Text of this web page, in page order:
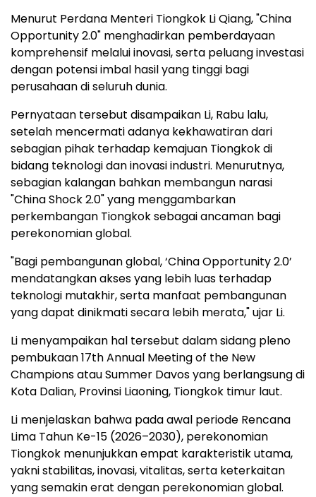
Menurut Perdana Menteri Tiongkok Li Qiang, "China
Opportunity 2.0" menghadirkan pemberdayaan
komprehensif melalui inovasi, serta peluang investasi
dengan potensi imbal hasil yang tinggi bagi
perusahaan di seluruh dunia.
Pernyataan tersebut disampaikan Li, Rabu lalu,
setelah mencermati adanya kekhawatiran dari
sebagian pihak terhadap kemajuan Tiongkok di
bidang teknologi dan inovasi industri. Menurutnya,
sebagian kalangan bahkan membangun narasi
"China Shock 2.0" yang menggambarkan
perkembangan Tiongkok sebagai ancaman bagi
perekonomian global.
"Bagi pembangunan global, ‘China Opportunity 2.0’
mendatangkan akses yang lebih luas terhadap
teknologi mutakhir, serta manfaat pembangunan
yang dapat dinikmati secara lebih merata," ujar Li.
Li menyampaikan hal tersebut dalam sidang pleno
pembukaan 17th Annual Meeting of the New
Champions atau Summer Davos yang berlangsung di
Kota Dalian, Provinsi Liaoning, Tiongkok timur laut.
Li menjelaskan bahwa pada awal periode Rencana
Lima Tahun Ke-15 (2026–2030), perekonomian
Tiongkok menunjukkan empat karakteristik utama,
yakni stabilitas, inovasi, vitalitas, serta keterkaitan
yang semakin erat dengan perekonomian global.